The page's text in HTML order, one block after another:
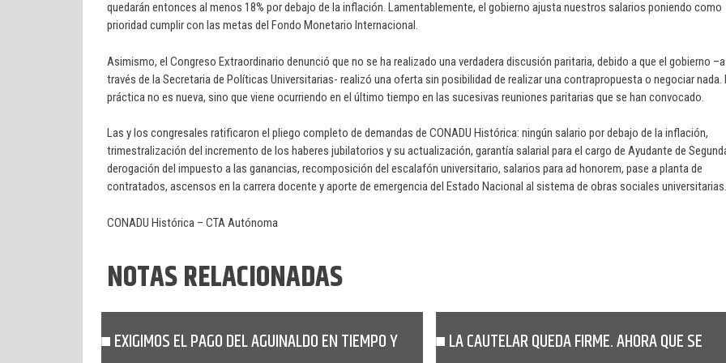
quedarán entonces al menos 18% por debajo de la inflación. Lamentablemente, el gobierno ajusta nuestros salarios poniendo como
prioridad cumplir con las metas del Fondo Monetario Internacional.
Asimismo, el Congreso Extraordinario denunció que no se ha realizado una verdadera discusión paritaria, debido a que el gobierno –a
través de la Secretaria de Políticas Universitarias- realizó una oferta sin posibilidad de realizar una contrapropuesta o negociar nada.
práctica no es nueva, sino que viene ocurriendo en el último tiempo en las sucesivas reuniones paritarias que se han convocado.
Las y los congresales ratificaron el pliego completo de demandas de CONADU Histórica: ningún salario por debajo de la inflación,
trimestralización del incremento de los haberes jubilatorios y su actualización, garantía salarial para el cargo de Ayudante de
derogación del impuesto a las ganancias, recomposición del escalafón universitario, salarios para ad honorem, pase a planta de
contratados, ascensos en la carrera docente y aporte de emergencia del Estado Nacional al sistema de obras sociales universitarias.
CONADU Histórica – CTA Autónoma
NOTAS RELACIONADAS
EXIGIMOS EL PAGO DEL AGUINALDO EN TIEMPO Y
LA CAUTELAR QUEDA FIRME. AHORA QUE SE